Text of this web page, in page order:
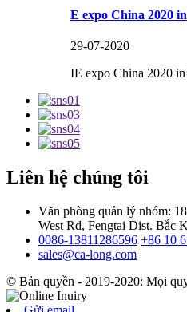
E expo China 2020
29-07-2020
IE expo China 2020
Liên hệ chúng tôi
Văn phòng quản lý nhóm:
West Rd, Fengtai Dist. Bắc
0086-13811286596 +86 10
sales@ca-long.com
© Bản quyền - 2019-2020: Mọi